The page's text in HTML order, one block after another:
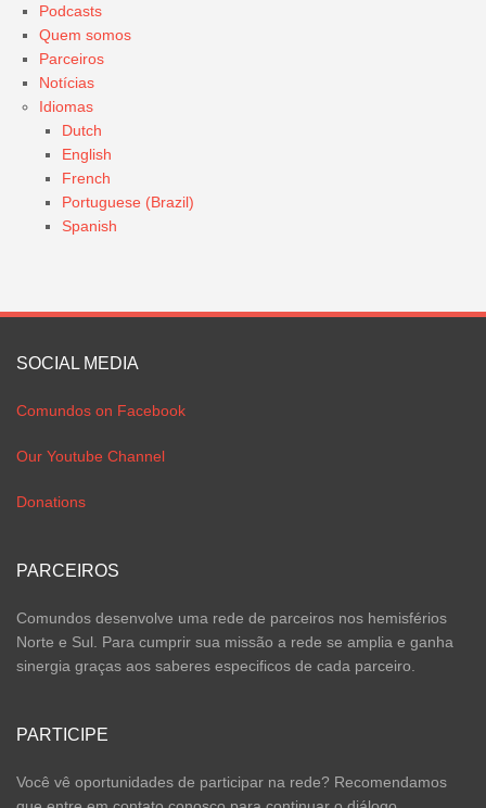
Podcasts
Quem somos
Parceiros
Notícias
Idiomas
Dutch
English
French
Portuguese (Brazil)
Spanish
SOCIAL MEDIA
Comundos on Facebook
Our Youtube Channel
Donations
PARCEIROS
Comundos desenvolve uma rede de parceiros nos hemisférios
Norte e Sul. Para cumprir sua missão a rede se amplia e ganha
sinergia graças aos saberes especificos de cada parceiro.
PARTICIPE
Você vê oportunidades de participar na rede? Recomendamos